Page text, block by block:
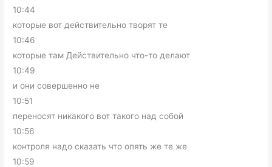
10:44
которые вот действительно творят те
10:46
которые там Действительно что-то делают
10:49
и они совершенно не
10:51
переносят никакого вот такого над собой
10:56
контроля надо сказать что опять же те же
10:59